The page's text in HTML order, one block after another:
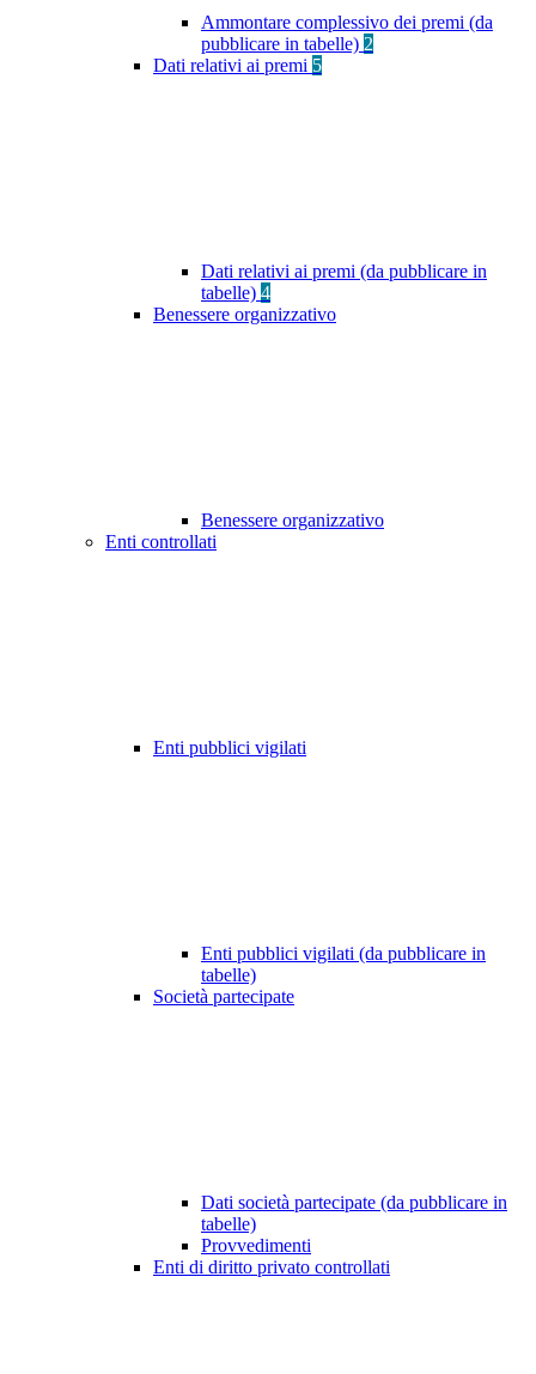
Ammontare complessivo dei premi (da
pubblicare in tabelle) 2
Dati relativi ai premi 5
Dati relativi ai premi (da pubblicare in
tabelle) 4
Benessere organizzativo
Benessere organizzativo
Enti controllati
Enti pubblici vigilati
Enti pubblici vigilati (da pubblicare in
tabelle)
Società partecipate
Dati società partecipate (da pubblicare in
tabelle)
Provvedimenti
Enti di diritto privato controllati